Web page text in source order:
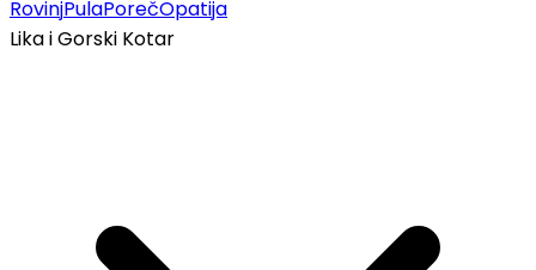
RovinjPulaPorečOpatija
Lika i Gorski Kotar